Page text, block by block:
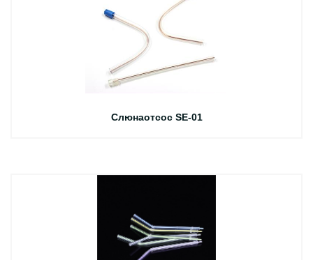
Слюнаотсос SE-01